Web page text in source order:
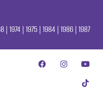
| 1974 | 1975 | 1984 | 1986 | 1987